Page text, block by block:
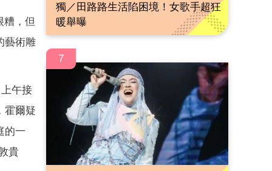
糟，但
藝術雕
午接
霍爾疑
的一
貴
獨／田路路生活陷困境！女歌手超狂
暖舉曝
7